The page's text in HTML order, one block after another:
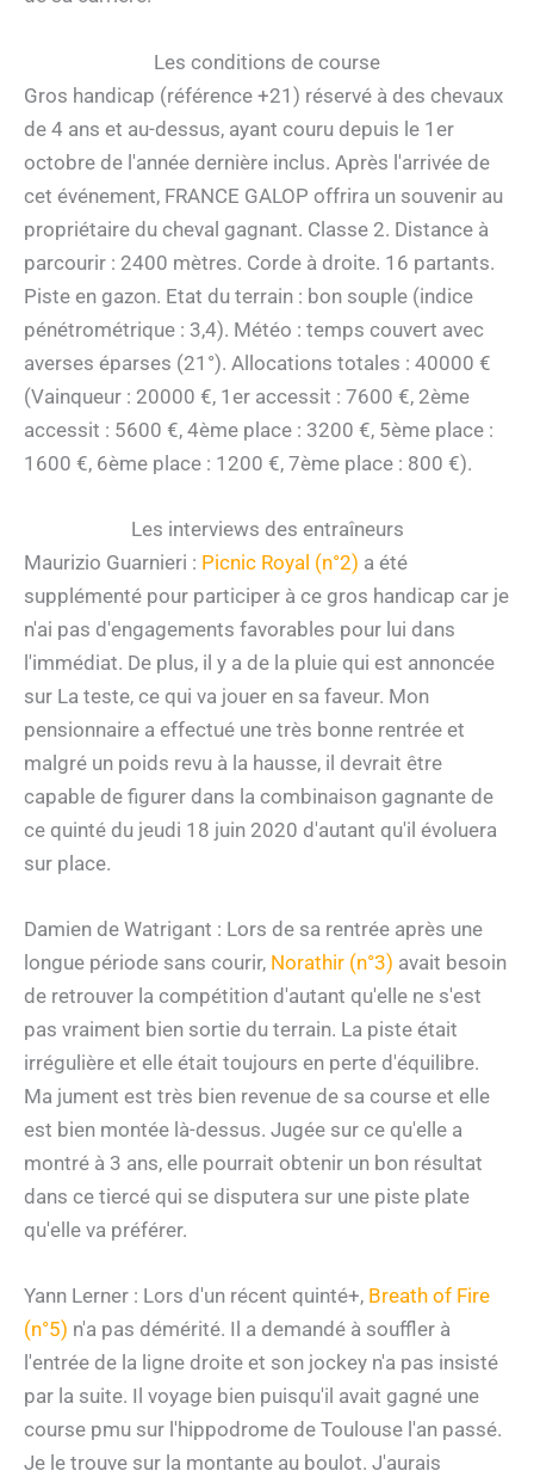
Les conditions de course
Gros handicap (référence +21) réservé à des chevaux
de 4 ans et au-dessus, ayant couru depuis le 1er
octobre de l'année dernière inclus. Après l'arrivée de
cet événement, FRANCE GALOP offrira un souvenir au
propriétaire du cheval gagnant. Classe 2. Distance à
parcourir : 2400 mètres. Corde à droite. 16 partants.
Piste en gazon. Etat du terrain : bon souple (indice
pénétrométrique : 3,4). Météo : temps couvert avec
averses éparses (21°). Allocations totales : 40000 €
(Vainqueur : 20000 €, 1er accessit : 7600 €, 2ème
accessit : 5600 €, 4ème place : 3200 €, 5ème place :
1600 €, 6ème place : 1200 €, 7ème place : 800 €).
Les interviews des entraîneurs
Maurizio Guarnieri : Picnic Royal (n°2) a été
supplémenté pour participer à ce gros handicap car je
n'ai pas d'engagements favorables pour lui dans
l'immédiat. De plus, il y a de la pluie qui est annoncée
sur La teste, ce qui va jouer en sa faveur. Mon
pensionnaire a effectué une très bonne rentrée et
malgré un poids revu à la hausse, il devrait être
capable de figurer dans la combinaison gagnante de
ce quinté du jeudi 18 juin 2020 d'autant qu'il évoluera
sur place.
Damien de Watrigant : Lors de sa rentrée après une
longue période sans courir, Norathir (n°3) avait besoin
de retrouver la compétition d'autant qu'elle ne s'est
pas vraiment bien sortie du terrain. La piste était
irrégulière et elle était toujours en perte d'équilibre.
Ma jument est très bien revenue de sa course et elle
est bien montée là-dessus. Jugée sur ce qu'elle a
montré à 3 ans, elle pourrait obtenir un bon résultat
dans ce tiercé qui se disputera sur une piste plate
qu'elle va préférer.
Yann Lerner : Lors d'un récent quinté+, Breath of Fire
(n°5) n'a pas démérité. Il a demandé à souffler à
l'entrée de la ligne droite et son jockey n'a pas insisté
par la suite. Il voyage bien puisqu'il avait gagné une
course pmu sur l'hippodrome de Toulouse l'an passé.
Je le trouve sur la montante au boulot. J'aurais